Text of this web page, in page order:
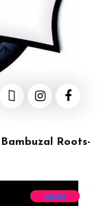
Bambuzal Roots-
ABRIR